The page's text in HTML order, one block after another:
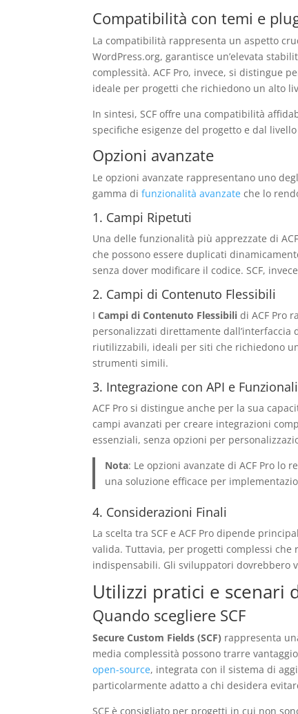
Compatibilità con temi e
La compatibilità rappresenta un aspetto
WordPress.org, garantisce un’elevata
complessità. ACF Pro, invece, si distingue
ideale per progetti che richiedono un alto
In sintesi, SCF offre una compatibilità
specifiche esigenze del progetto e dal
Opzioni avanzate
Le opzioni avanzate rappresentano uno
gamma difunzionalità avanzate che lo
1. Campi Ripetuti
Una delle funzionalità più apprezzate di
che possono essere duplicati
senza dover modificare il codice. SCF,
2. Campi di Contenuto Flessibili
ICampi di Contenuto Flessibili di ACF Pro
personalizzati direttamente
riutilizzabili, ideali per siti che richiedono
strumenti simili.
3. Integrazione con API e
ACF Pro si distingue anche per la sua
campi avanzati per creare integrazioni
essenziali, senza opzioni per
Nota: Le opzioni avanzate di ACF Pro lo
una soluzione efficace per
4. Considerazioni Finali
La scelta tra SCF e ACF Pro dipende
valida. Tuttavia, per progetti complessi
indispensabili. Gli sviluppatori dovrebbero
Utilizzi pratici e scenari
Quando scegliere SCF
Secure Custom Fields (SCF) rappresenta
media complessità possono trarre
open-source, integrata con il sistema di
particolarmente adatto a chi desidera
SCF è consigliato per progetti in cui non